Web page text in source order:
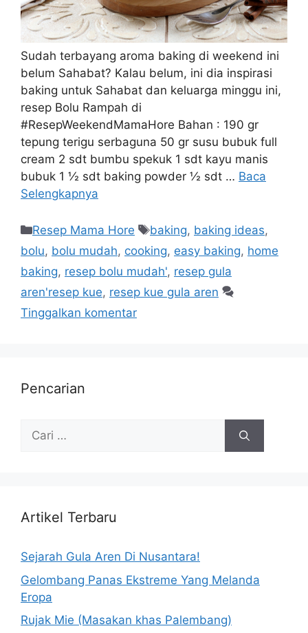
Sudah terbayang aroma baking di weekend ini
belum Sahabat? Kalau belum, ini dia inspirasi
baking untuk Sahabat dan keluarga minggu ini,
resep Bolu Rampah di
#ResepWeekendMamaHore Bahan : 190 gr
tepung terigu serbaguna 50 gr susu bubuk full
cream 2 sdt bumbu spekuk 1 sdt kayu manis
bubuk 1 ½ sdt baking powder ½ sdt … Baca
Selengkapnya
Resep Mama Hore baking, baking ideas,
bolu, bolu mudah, cooking, easy baking, home
baking, resep bolu mudah', resep gula
aren'resep kue, resep kue gula aren
Tinggalkan komentar
Pencarian
Artikel Terbaru
Sejarah Gula Aren Di Nusantara!
Gelombang Panas Ekstreme Yang Melanda
Eropa
Rujak Mie (Masakan khas Palembang)